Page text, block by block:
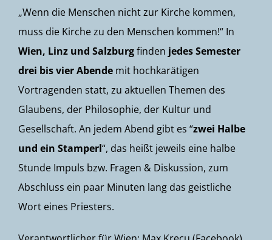
„Wenn die Menschen nicht zur Kirche kommen,
muss die Kirche zu den Menschen kommen!“ In
Wien, Linz und Salzburgfinden jedes Semester
drei bis vier Abende mit hochkarätigen
Vortragenden statt, zu aktuellen Themen des
Glaubens, der Philosophie, der Kultur und
Gesellschaft. An jedem Abend gibt es “zwei Halbe
und ein Stamperl“, das heißt jeweils eine halbe
Stunde Impuls bzw. Fragen & Diskussion, zum
Abschluss ein paar Minuten lang das geistliche
Wort eines Priesters.